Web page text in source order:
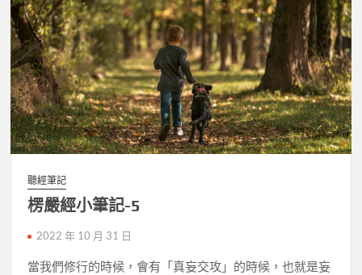
聽經筆記
楞嚴經小筆記-5
2022 年 10 月 31 日
當我們修行的時候，會有「真妄交攻」的時候，也就是妄